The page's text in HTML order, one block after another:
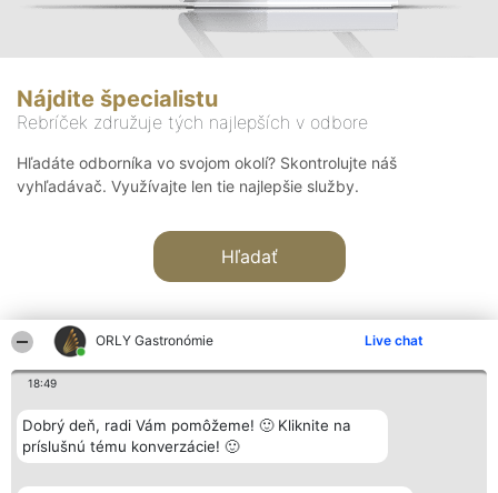
ORLY Gastronómie Live chat
18:49
Dobrý deň, radi Vám pomôžeme! 🙂 Kliknite na
príslušnú tému konverzácie! 🙂
Nájdite špecialistu
Rebríček združuje tých najlepších v odbore
Hľadáte odborníka vo svojom okolí? Skontrolujte náš
vyhľadávač. Využívajte len tie najlepšie služby.
Hľadať
Organizátor hodnotenia
Bright Side Solutions sp. z o.
o. sp. k.
Wrocław 50-079
Hodnotenie
Laureáti
Lista
Laureatów
Kontakt
Kontakt